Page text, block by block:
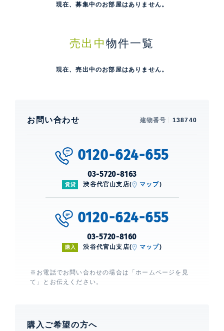
現在、募集中のお部屋はありません。
売出中 物件一覧
現在、売出中のお部屋はありません。
お問い合わせ 建物番号 138740
0120-624-655
03-5720-8163
賃貸 渋谷代官山支店( マップ)
0120-624-655
03-5720-8160
購入 渋谷代官山支店( マップ)
※お電話でお問い合わせの場合は「ホームページを見
て」とお伝えください。
購入ご希望の方へ